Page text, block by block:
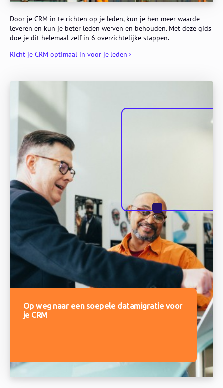
Door je CRM in te richten op je leden, kun je hen meer waarde
leveren en kun je beter leden werven en behouden. Met deze gids
doe je dit helemaal zelf in 6 overzichtelijke stappen.
Richt je CRM optimaal in voor je leden
Op weg naar een soepele datamigratie voor
je CRM